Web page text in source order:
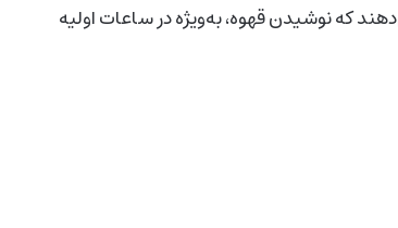
که نوشیدن قهوه، به‌ویژه در ساعات اولیه